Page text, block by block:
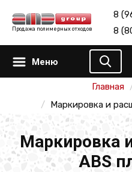
Продажа полимерных отходов
8
8
Меню
Главная
Маркировка и
Маркировка
ABS